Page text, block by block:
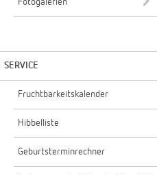
Fotogalerien
SERVICE
Fruchtbarkeitskalender
Hibbelliste
Geburtsterminrechner